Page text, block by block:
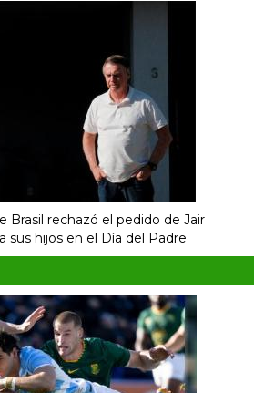
Brasil rechazó el pedido de Jair
sus hijos en el Día del Padre